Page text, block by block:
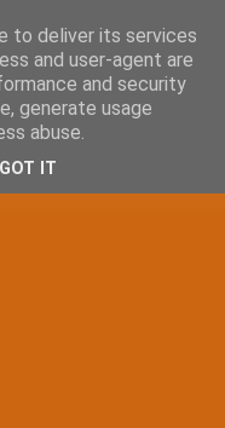
to deliver its services
and user-agent are
and security
generate usage
abuse.
GOT IT